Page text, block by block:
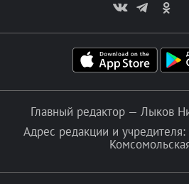
Главный редактор — Лыков
Адрес редакции и